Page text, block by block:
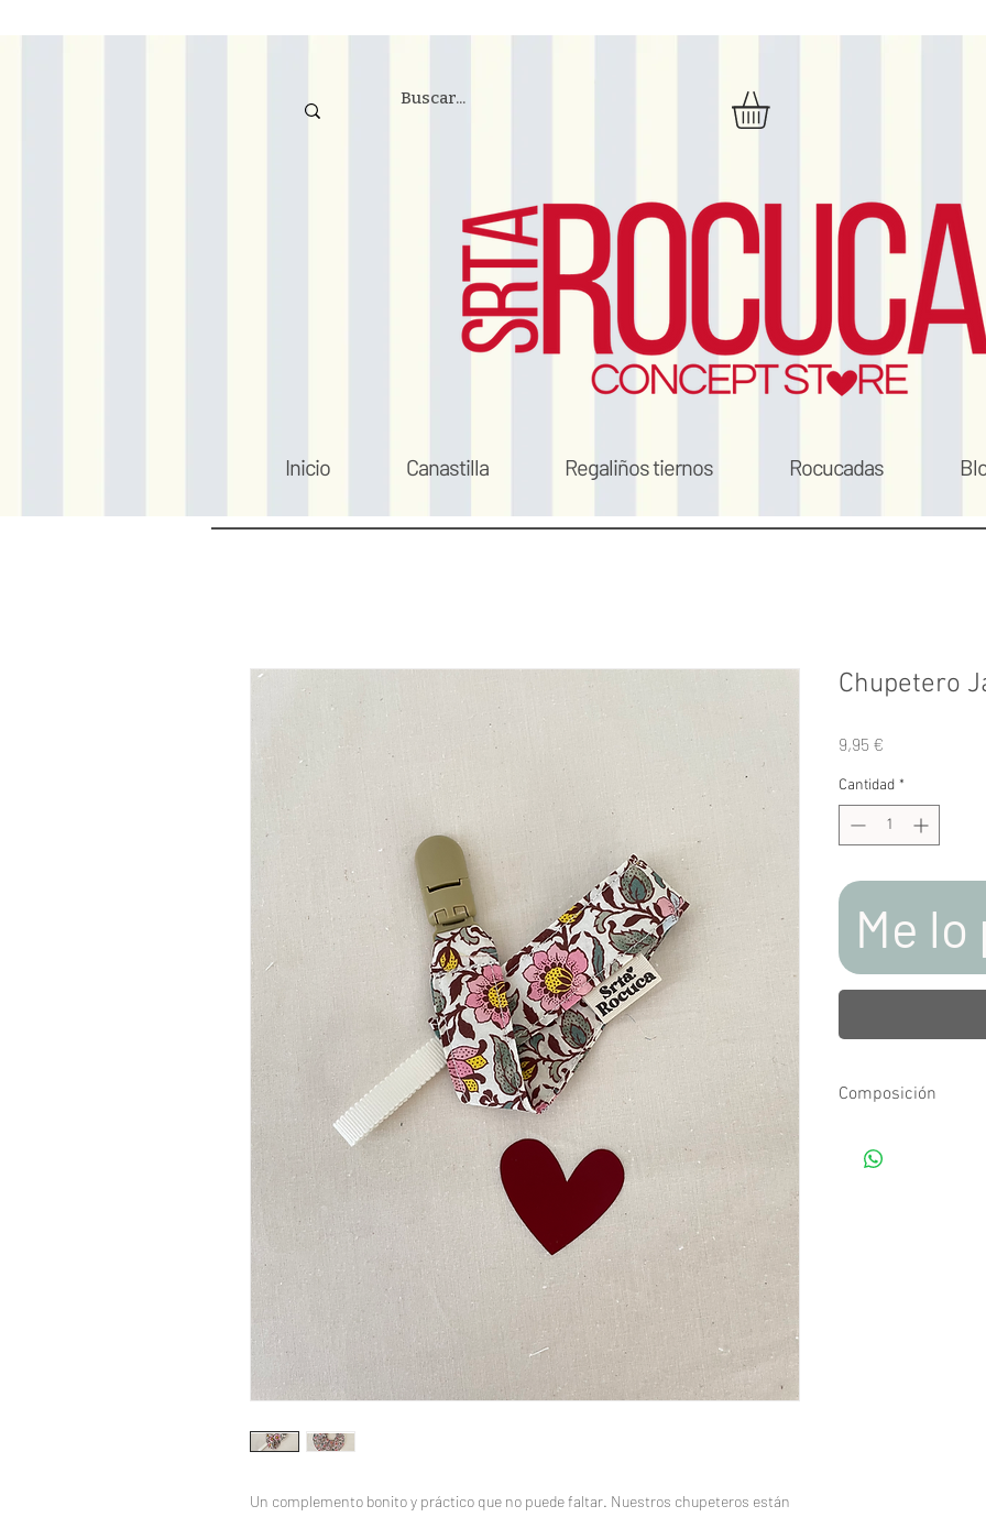
Inicio Canastilla Regaliños tiernos Rocucadas
Un complemento bonito y práctico que no puede faltar. Nuestros chupeteros están
Chupetero
9,95 €
Cantidad *
Me lo
Composición